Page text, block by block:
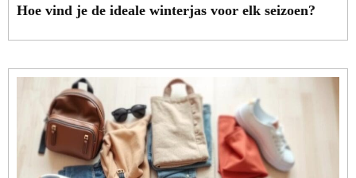
Hoe vind je de ideale winterjas voor elk seizoen?